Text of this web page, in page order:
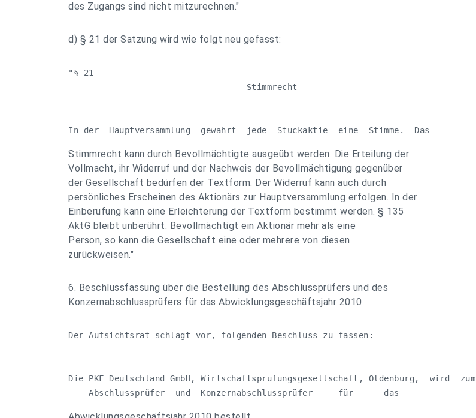
des Zugangs sind nicht mitzurechnen."
d) § 21 der Satzung wird wie folgt neu gefasst:
"§ 21
                                   Stimmrecht
In der  Hauptversammlung  gewährt  jede  Stückaktie  eine  Stimme.  Das
Stimmrecht kann durch Bevollmächtigte ausgeübt werden. Die Erteilung der
Vollmacht, ihr Widerruf und der Nachweis der Bevollmächtigung gegenüber
der Gesellschaft bedürfen der Textform. Der Widerruf kann auch durch
persönliches Erscheinen des Aktionärs zur Hauptversammlung erfolgen. In der
Einberufung kann eine Erleichterung der Textform bestimmt werden. § 135
AktG bleibt unberührt. Bevollmächtigt ein Aktionär mehr als eine
Person, so kann die Gesellschaft eine oder mehrere von diesen
zurückweisen."
6. Beschlussfassung über die Bestellung des Abschlussprüfers und des
Konzernabschlussprüfers für das Abwicklungsgeschäftsjahr 2010
Der Aufsichtsrat schlägt vor, folgenden Beschluss zu fassen:
Die PKF Deutschland GmbH, Wirtschaftsprüfungsgesellschaft, Oldenburg,  wird  zum
    Abschlussprüfer  und  Konzernabschlussprüfer     für      das